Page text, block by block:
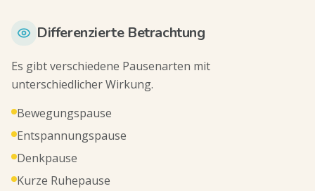
Differenzierte Betrachtung
Es gibt verschiedene Pausenarten mit
unterschiedlicher Wirkung.
Bewegungspause
Entspannungspause
Denkpause
Kurze Ruhepause